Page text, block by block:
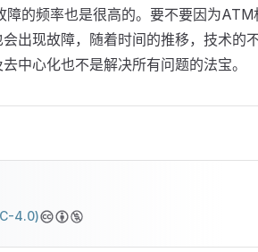
的频率也是很高的。要不要因为
出现故障，随着时间的推移，技术的
中心化也不是解决所有问题的法宝。
4.0)